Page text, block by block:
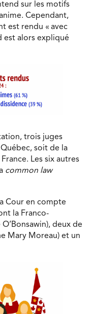
sur les motifs
Cependant,
est rendu « avec
est alors expliqué
trois juges
soit de la
Les six autres
common law
Cour en compte
la Franco-
deux de
Mary Moreau) et un